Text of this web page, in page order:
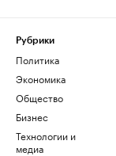
Рубрики
Политика
Экономика
Общество
Бизнес
Технологии и
медиа